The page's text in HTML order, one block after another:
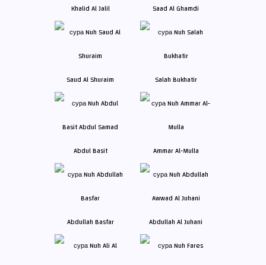
Khalid Al Jalil Saad Al Ghamdi
Saud Al Shuraim Salah Bukhatir
Abdul Basit Ammar Al-Mulla
Abdullah Basfar Abdullah Al Juhani